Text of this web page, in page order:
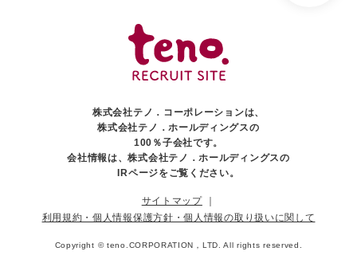
株式会社テノ．コーポレーションは、
株式会社テノ．ホールディングスの
100％子会社です。
会社情報は、株式会社テノ．ホールディングスの
IRページをご覧ください。
サイトマップ｜
利用規約・個人情報保護方針・個人情報の取り扱いに関して
Copyright © teno.CORPORATION，LTD. All rights reserved.